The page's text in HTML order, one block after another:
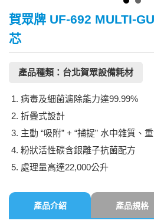
賀眾牌 UF-692 MULTI-
芯
產品種類：台北賀眾設備耗材
病毒及細菌濾除能力達99.99%
折疊式設計
主動 “吸附” + “捕捉” 水中雜質、
粉狀活性碳含銀離子抗菌配方
處理量高達22,000公升
產品介紹 產品規格